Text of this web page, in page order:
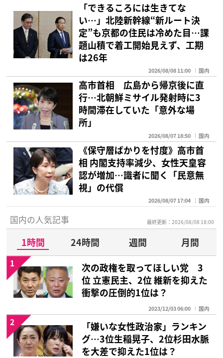
「できるころには生きてな
い…」北陸新幹線“新ルート決
定”も京都の住民は冷めた目…課
題山積で着工開始見えず、工期
は26年
2026/08/08 11:00 国内
高市首相 広島から帰京後に直
行…北朝鮮ミサイル発射時に3
時間滞在していた「意外な場
所」
2026/08/07 18:50 国内
《保守層ばかりを忖度》高市首
相 内閣支持率減少、女性天皇容
認が増加…識者に聞く「民意無
視」の代償
2026/08/07 17:04 国内
国内の人気記事 最終更新：2026/08/08 18:00
1時間 24時間 週間
月間
次の政権を取ってほしい党 3
位 立憲民主、2位 維新を抑えた
衝撃の圧倒的1位は？
2023/12/03 06:00 国内
1
「嫌いな女性政治家」ランキン
グ…3位生稲晃子、2位杉田水脈
を大差で抑えた1位は？
2